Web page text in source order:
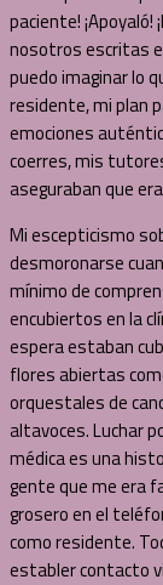
paciente!
nosotros escritas
puedo imaginar lo
residente, mi plan
emociones
coerres, mis
aseguraban que
Mi escepticismo
desmoronarse
mínimo de
encubiertos en la
espera estaban
flores abiertas
orquestales de
altavoces. Luchar
médica es una
gente que me era
grosero en el
como residente.
establer contacto